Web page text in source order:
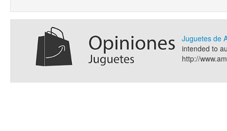
Juguetes de
intended to
http://